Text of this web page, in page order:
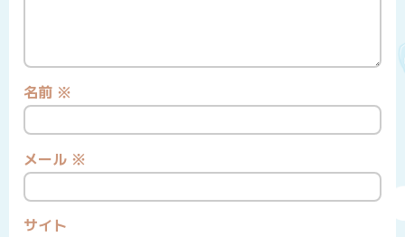
名前 ※
メール ※
サイト